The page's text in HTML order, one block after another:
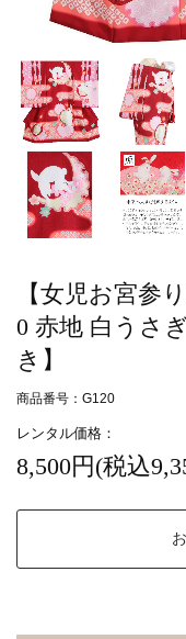
【女児お宮参
0 赤地 白うさ
き】
商品番号：G120
レンタル価格：
8,500円(税込